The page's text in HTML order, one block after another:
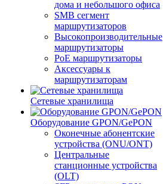
дома и небольшого офиса
SMB сегмент
маршрутизаторов
Высокопроизводительные
маршрутизаторы
PoE маршрутизаторы
Аксессуары к
маршрутизаторам
Сетевые хранилища
Оборудование GPON/GePON
Оконечные абонентские
устройства (ONU/ONT)
Центральные
станционные устройства
(OLT)